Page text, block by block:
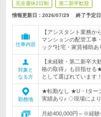
完全週休2日制 第二新卒歓迎
情報更新日：2026/07/29 終了予定日
仕事内容
【アシスタント業務か
マンションの配管工事
ック*社宅・家賃補助あ
対象と
なる方
【未経験・第二新卒
格の取得』も目指せる
として選ばれています！
勤務地
★転勤なし ★U・Iター
実績あり♪ ◇現場によ
月給400,000円～※経